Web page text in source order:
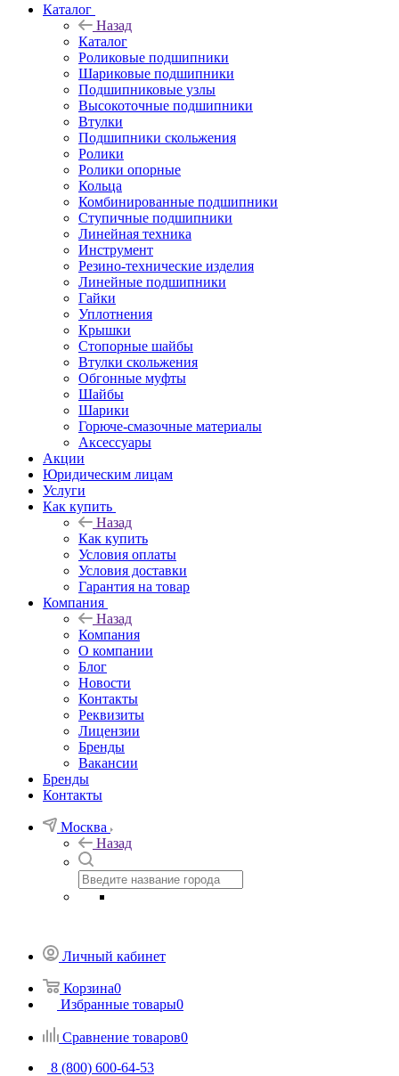
Каталог
Назад
Каталог
Роликовые подшипники
Шариковые подшипники
Подшипниковые узлы
Высокоточные подшипники
Втулки
Подшипники скольжения
Ролики
Ролики опорные
Кольца
Комбинированные подшипники
Ступичные подшипники
Линейная техника
Инструмент
Резино-технические изделия
Линейные подшипники
Гайки
Уплотнения
Крышки
Стопорные шайбы
Втулки скольжения
Обгонные муфты
Шайбы
Шарики
Горюче-смазочные материалы
Аксессуары
Акции
Юридическим лицам
Услуги
Как купить
Назад
Как купить
Условия оплаты
Условия доставки
Гарантия на товар
Компания
Назад
Компания
О компании
Блог
Новости
Контакты
Реквизиты
Лицензии
Бренды
Вакансии
Бренды
Контакты
Москва
Назад
Личный кабинет
Корзина0
Избранные товары0
Сравнение товаров0
8 (800) 600-64-53